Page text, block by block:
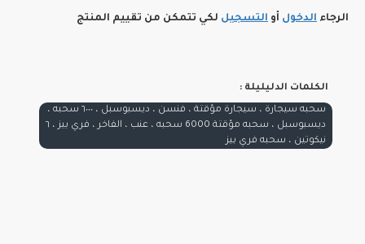
الرجاء الدخول أو التسجيل لكي تتمكن من تقييم المنتج
الكلمات الدليليلة :
سحبه سيجارة ، سيجارة مؤقتة ، فنسن ، ديسبوسبل ، ٦٠٠٠ سحبه ،
ديسبوسبل ، سحبه مؤقتة 6000 سحبه ، عنب ، الفاخر ، فري بيز ، ٦
نيكوتين ، سحبه فري بيز